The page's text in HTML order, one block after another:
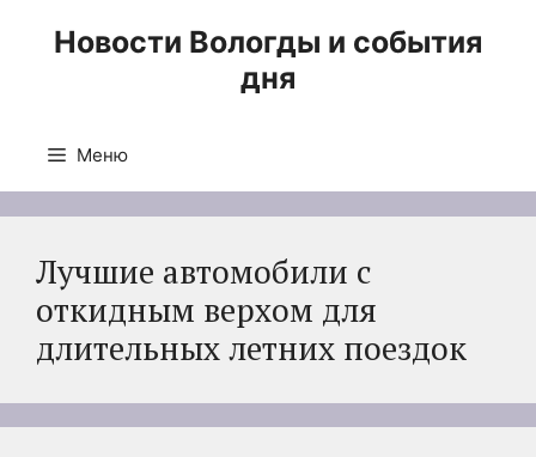
Новости Вологды и события
дня
Меню
Лучшие автомобили с
откидным верхом для
длительных летних поездок